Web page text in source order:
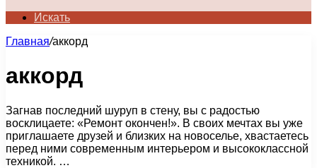
Искать
Главная/аккорд
аккорд
Загнав последний шуруп в стену, вы с радостью
восклицаете: «Ремонт окончен!». В своих мечтах вы уже
приглашаете друзей и близких на новоселье, хвастаетесь
перед ними современным интерьером и высококлассной
техникой. …